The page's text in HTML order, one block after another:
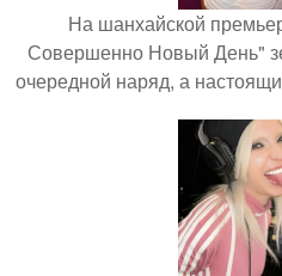
На шанхайской
Совершенно Новый День"
очередной наряд, а